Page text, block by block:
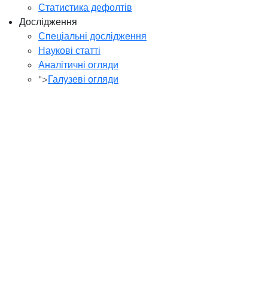
Статистика дефолтів
Дослідження
Спеціальні дослідження
Наукові статті
Аналітичні огляди
">Галузеві огляди